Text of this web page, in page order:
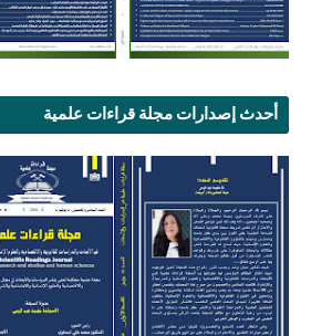
أحدث إصدارات مجلة قراءات علمية